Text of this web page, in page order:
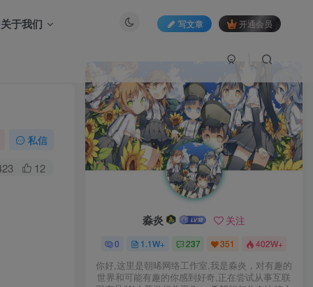
关于我们 写文章 开通会员
私信
12
淼炎 关注
0 1.1W+ 237 351 402W+
你好,这里是朝晞网络工作室,我是淼炎，对有趣的
世界和可能有趣的你感到好奇,正在尝试从事互联